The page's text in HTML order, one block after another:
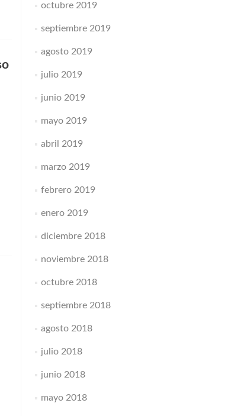
octubre 2019
septiembre 2019
agosto 2019
julio 2019
junio 2019
mayo 2019
abril 2019
marzo 2019
febrero 2019
enero 2019
diciembre 2018
noviembre 2018
octubre 2018
septiembre 2018
agosto 2018
julio 2018
junio 2018
mayo 2018